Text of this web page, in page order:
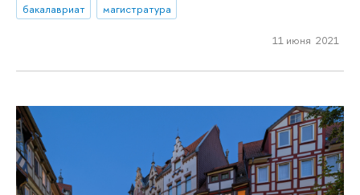
бакалавриат
магистратура
11 июня 2021